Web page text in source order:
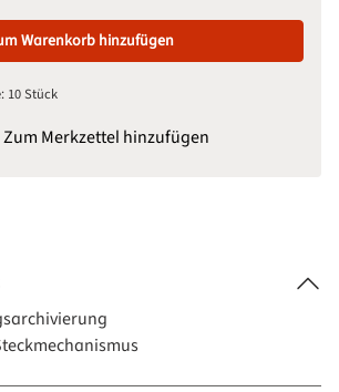
Warenkorb hinzufügen
10 Stück
Zum Merkzettel hinzufügen